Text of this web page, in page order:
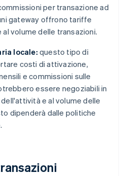
per transazione ad
gateway offrono tariffe
volume delle transazioni.
locale: questo tipo di
costi di attivazione,
e commissioni sulle
essere negoziabili in
e al volume delle
dipenderà dalle politiche